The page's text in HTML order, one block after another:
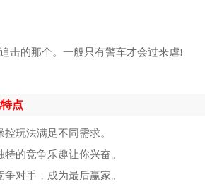
击的那个。一般只有警车才会过来虐!
点
玩法满足不同需求。
的竞争乐趣让你兴奋。
对手，成为最后赢家。